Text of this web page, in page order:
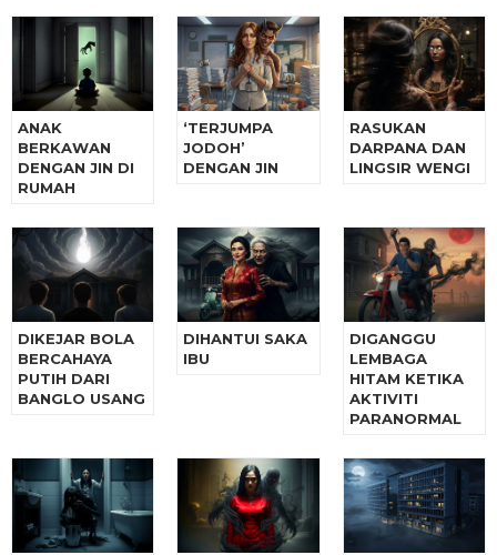
ANAK
BERKAWAN
DENGAN JIN DI
RUMAH
‘TERJUMPA
JODOH’
DENGAN JIN
RASUKAN
DARPANA DAN
LINGSIR WENGI
DIKEJAR BOLA
BERCAHAYA
PUTIH DARI
BANGLO USANG
DIHANTUI SAKA
IBU
DIGANGGU
LEMBAGA
HITAM KETIKA
AKTIVITI
PARANORMAL